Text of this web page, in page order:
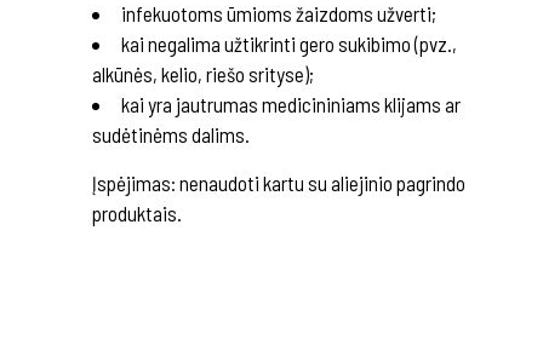
infekuotoms ūmioms žaizdoms užverti;
kai negalima užtikrinti gero sukibimo (pvz.,
alkūnės, kelio, riešo srityse);
kai yra jautrumas medicininiams klijams ar
sudėtinėms dalims.
Įspėjimas: nenaudoti kartu su aliejinio pagrindo
produktais.